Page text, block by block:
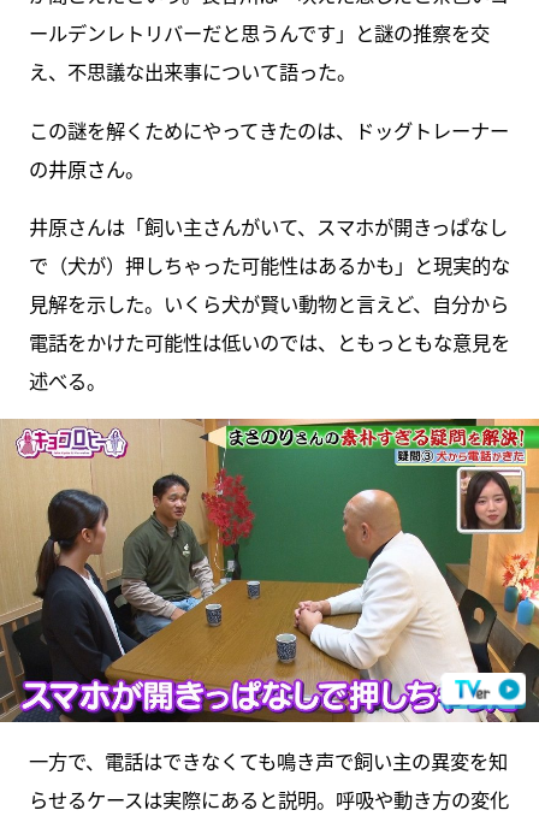
ールデンレトリバーだと思うんです」と謎の推察を交
え、不思議な出来事について語った。
この謎を解くためにやってきたのは、ドッグトレーナー
の井原さん。
井原さんは「飼い主さんがいて、スマホが開きっぱなし
で（犬が）押しちゃった可能性はあるかも」と現実的な
見解を示した。いくら犬が賢い動物と言えど、自分から
電話をかけた可能性は低いのでは、ともっともな意見を
述べる。
一方で、電話はできなくても鳴き声で飼い主の異変を知
らせるケースは実際にあると説明。呼吸や動き方の変化